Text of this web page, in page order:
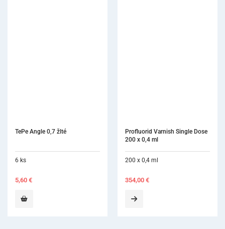
Profluorid Varnish Single Dose
200 x 0,4 ml
200 x 0,4 ml
354,00 €